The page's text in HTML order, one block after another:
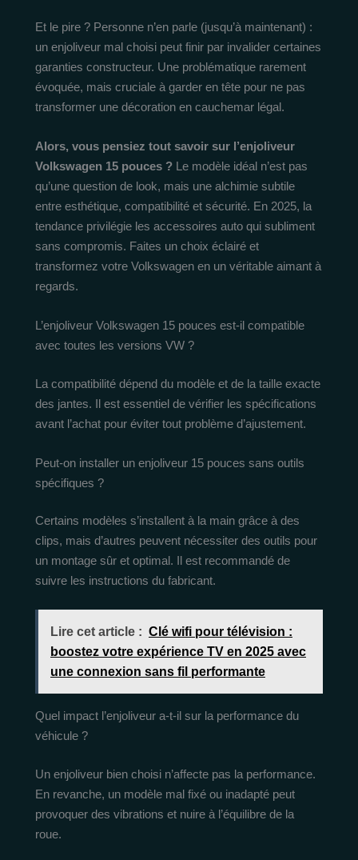
Et le pire ? Personne n’en parle (jusqu’à maintenant) :
un enjoliveur mal choisi peut finir par invalider certaines
garanties constructeur. Une problématique rarement
évoquée, mais cruciale à garder en tête pour ne pas
transformer une décoration en cauchemar légal.
Alors, vous pensiez tout savoir sur l’enjoliveur
Volkswagen 15 pouces ? Le modèle idéal n’est pas
qu’une question de look, mais une alchimie subtile
entre esthétique, compatibilité et sécurité. En 2025, la
tendance privilégie les accessoires auto qui subliment
sans compromis. Faites un choix éclairé et
transformez votre Volkswagen en un véritable aimant à
regards.
L’enjoliveur Volkswagen 15 pouces est-il compatible
avec toutes les versions VW ?
La compatibilité dépend du modèle et de la taille exacte
des jantes. Il est essentiel de vérifier les spécifications
avant l’achat pour éviter tout problème d’ajustement.
Peut-on installer un enjoliveur 15 pouces sans outils
spécifiques ?
Certains modèles s’installent à la main grâce à des
clips, mais d’autres peuvent nécessiter des outils pour
un montage sûr et optimal. Il est recommandé de
suivre les instructions du fabricant.
Lire cet article : Clé wifi pour télévision :
boostez votre expérience TV en 2025 avec
une connexion sans fil performante
Quel impact l’enjoliveur a-t-il sur la performance du
véhicule ?
Un enjoliveur bien choisi n’affecte pas la performance.
En revanche, un modèle mal fixé ou inadapté peut
provoquer des vibrations et nuire à l’équilibre de la
roue.